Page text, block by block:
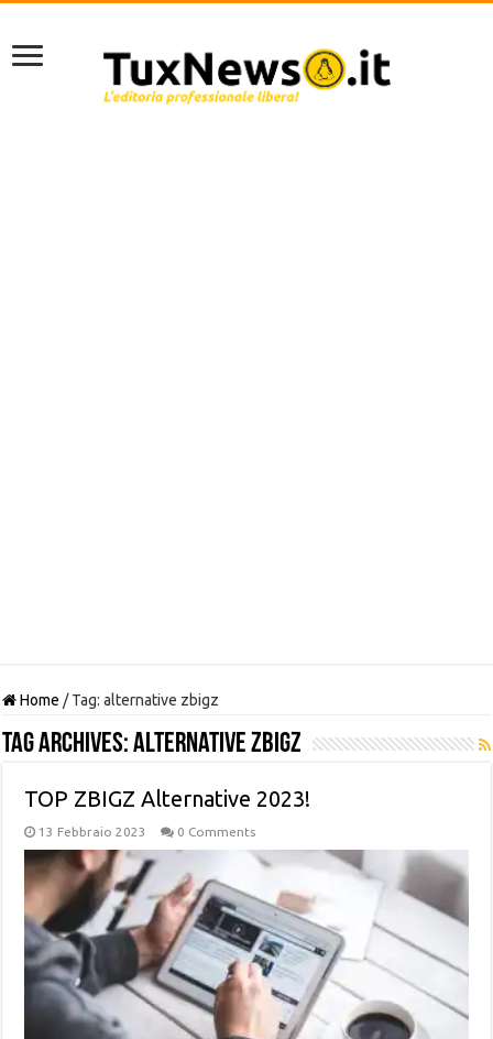
Home / Tag:alternative zbigz
Tag Archives:alternative zbigz
TOP ZBIGZ Alternative 2023!
13 Febbraio 2023 0 Comments